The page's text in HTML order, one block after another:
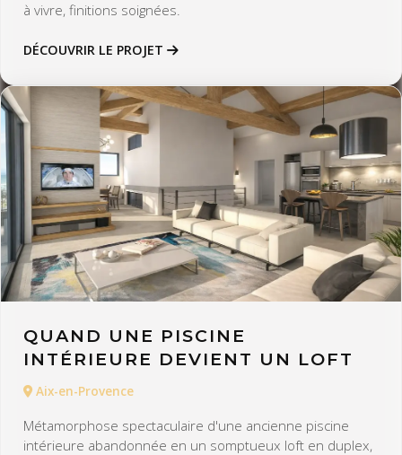
à vivre, finitions soignées.
DÉCOUVRIR LE PROJET
QUAND UNE PISCINE
INTÉRIEURE DEVIENT UN LOFT
Aix-en-Provence
Métamorphose spectaculaire d'une ancienne piscine
intérieure abandonnée en un somptueux loft en duplex,